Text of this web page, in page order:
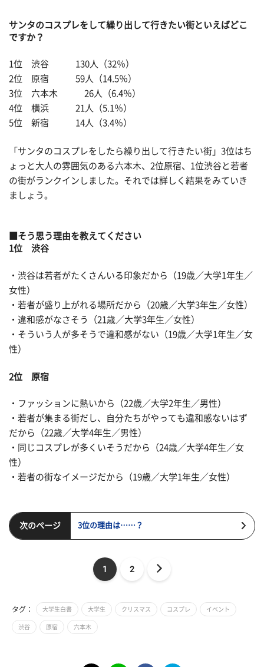
サンタのコスプレをして繰り出して行きたい街といえばどこ
ですか？
1位 渋谷 130人（32％）
2位 原宿 59人（14.5％）
3位 六本木 26人（6.4％）
4位 横浜 21人（5.1％）
5位 新宿 14人（3.4％）
「サンタのコスプレをしたら繰り出して行きたい街」3位はち
ょっと大人の雰囲気のある六本木、2位原宿、1位渋谷と若者
の街がランクインしました。それでは詳しく結果をみていき
ましょう。
■そう思う理由を教えてください
1位 渋谷
・渋谷は若者がたくさんいる印象だから（19歳／大学1年生／
女性）
・若者が盛り上がれる場所だから（20歳／大学3年生／女性）
・違和感がなさそう（21歳／大学3年生／女性）
・そういう人が多そうで違和感がない（19歳／大学1年生／女
性）
2位 原宿
・ファッションに熱いから（22歳／大学2年生／男性）
・若者が集まる街だし、自分たちがやっても違和感ないはず
だから（22歳／大学4年生／男性）
・同じコスプレが多くいそうだから（24歳／大学4年生／女
性）
・若者の街なイメージだから（19歳／大学1年生／女性）
次のページ 3位の理由は……？
1 2
タグ： 大学生白書 大学生 クリスマス コスプレ イベント
渋谷 原宿 六本木